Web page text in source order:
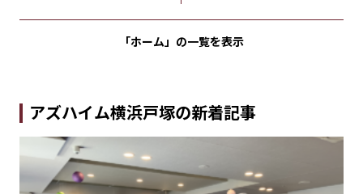
「ホーム」の一覧を表示
アズハイム横浜戸塚の新着記事